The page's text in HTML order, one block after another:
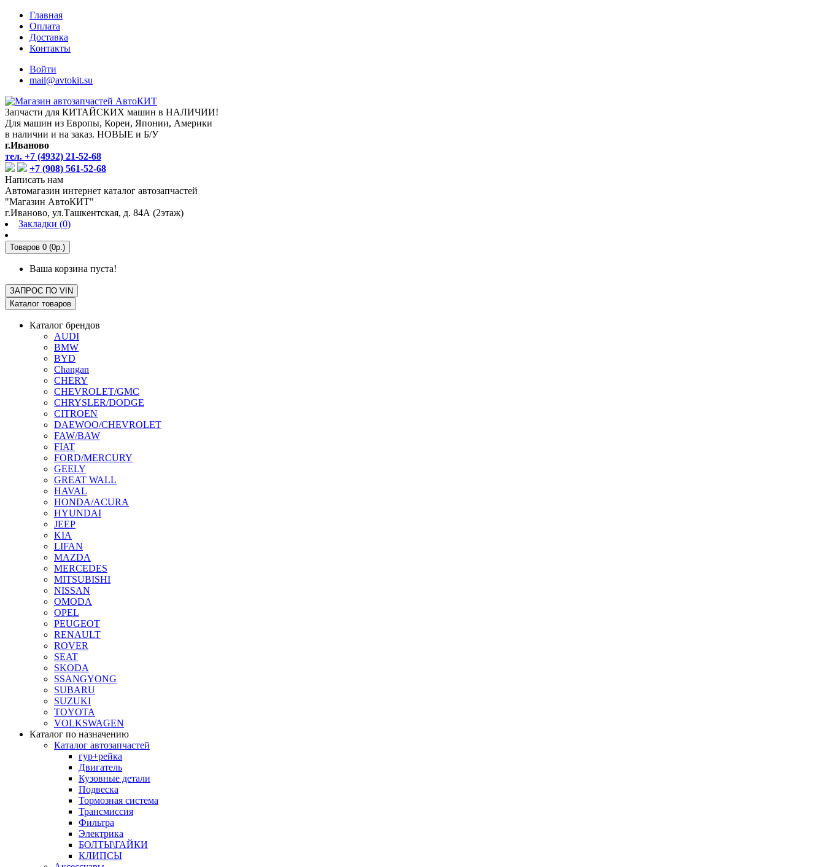
Главная
Оплата
Доставка
Контакты
Войти
mail@avtokit.su
Запчасти для КИТАЙСКИХ машин в НАЛИЧИИ!
Для машин из Европы, Кореи, Японии, Америки
в наличии и на заказ. НОВЫЕ и Б/У
г.Иваново
тел. +7 (4932) 21-52-68
+7 (908) 561-52-68
Написать нам
Автомагазин интернет каталог автозапчастей
"Магазин АвтоКИТ"
г.Иваново, ул.Ташкентская, д. 84А (2этаж)
Закладки (0)
Товаров 0 (0р.)
Ваша корзина пуста!
ЗАПРОС ПО VIN
Каталог товаров
Каталог брендов
AUDI
BMW
BYD
Changan
CHERY
CHEVROLET/GMC
CHRYSLER/DODGE
CITROEN
DAEWOO/CHEVROLET
FAW/BAW
FIAT
FORD/MERCURY
GEELY
GREAT WALL
HAVAL
HONDA/ACURA
HYUNDAI
JEEP
KIA
LIFAN
MAZDA
MERCEDES
MITSUBISHI
NISSAN
OMODA
OPEL
PEUGEOT
RENAULT
ROVER
SEAT
SKODA
SSANGYONG
SUBARU
SUZUKI
TOYOTA
VOLKSWAGEN
Каталог по назначению
Каталог автозапчастей
гур+рейка
Двигатель
Кузовные детали
Подвеска
Тормозная система
Трансмиссия
Фильтра
Электрика
БОЛТЫ\ГАЙКИ
КЛИПСЫ